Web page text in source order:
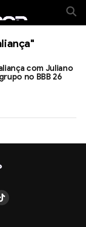
com Juliano
no BBB 26